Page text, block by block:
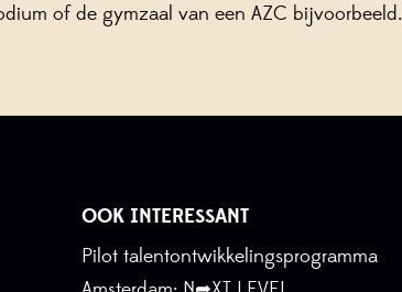
of de gymzaal van een AZC bijvoorbeeld.
OOK INTERESSANT
Pilot talentontwikkelingsprogramma